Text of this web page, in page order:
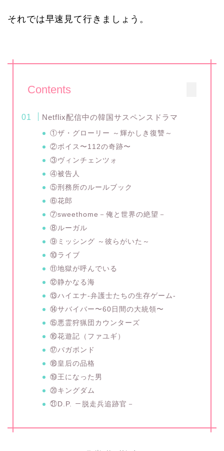
それでは早速見て行きましょう。
Contents
Netflix配信中の韓国サスペンスドラマ
①ザ・グローリー ～輝かしき復讐～
②ボイス〜112の奇跡〜
③ヴィンチェンツォ
④被告人
⑤刑務所のルールブック
⑥花郎
⑦sweethome－俺と世界の絶望－
⑧ルーガル
⑨ミッシング ～彼らがいた～
⑩ライブ
⑪地獄が呼んでいる
⑫静かなる海
⑬ハイエナ-弁護士たちの生存ゲーム-
⑭サバイバー〜60日間の大統領〜
⑮悪霊狩猟団カウンターズ
⑯花遊記（ファユギ）
⑰バガボンド
⑱皇后の品格
⑲王になった男
⑳キングダム
㉑D.P. －脱走兵追跡官－